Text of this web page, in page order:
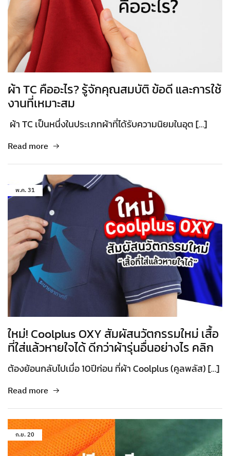
ผ้า TC คืออะไร? รู้จักคุณสมบัติ ข้อดี และการใช้
งานที่เหมาะสม
ผ้า TC เป็นหนึ่งในประเภทผ้าที่ได้รับความนิยมในอุต […]
Read more
พ.ค.31
ใหม่! Coolplus OXY สัมผัสนวัตกรรมใหม่ เสื้อ
ที่ใส่แล้วหายใจได้ ดีกว่าผ้ารุ่นอื่นอย่างไร คลิก
ต้องย้อนกลับไปเมื่อ 10ปีก่อน ที่ผ้า Coolplus (คูลพลัส) […]
Read more
ก.ย.20